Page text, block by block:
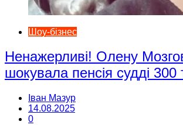
Шоу-бізнес
Ненажерливі! Олену
шокувала пенсія судді 300
Іван Мазур
14.08.2025
0